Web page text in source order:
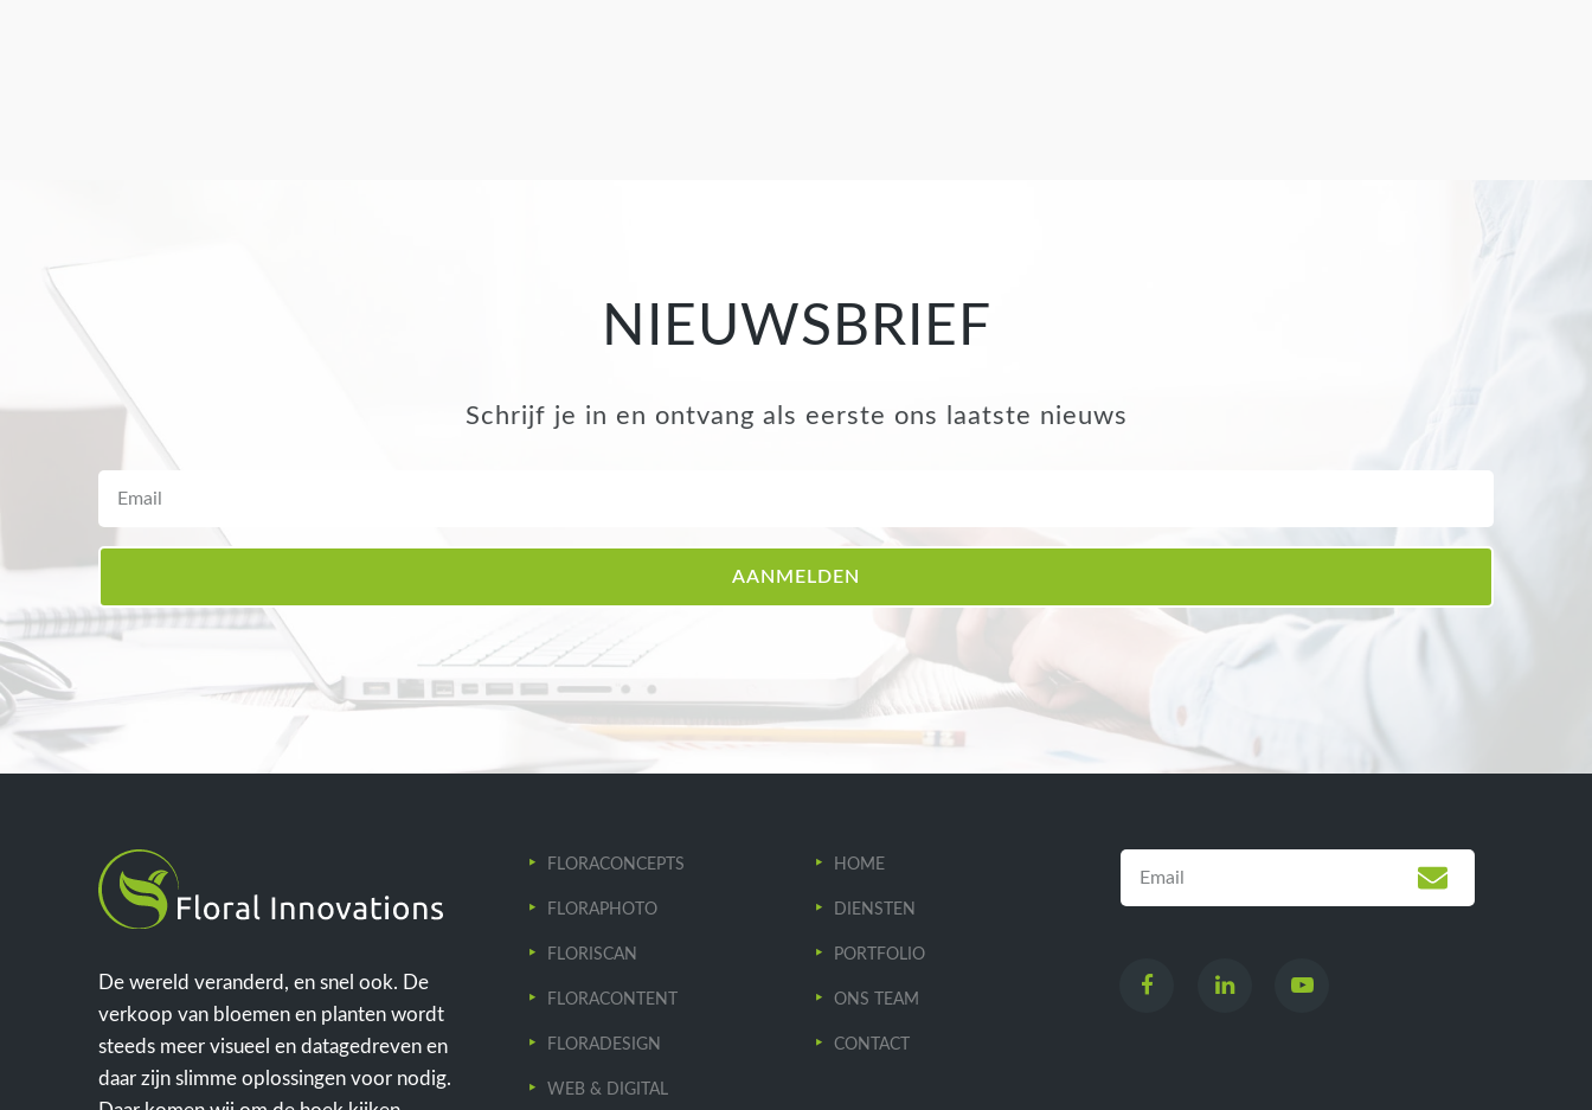
NIEUWSBRIEF
Schrijf je in en ontvang als eerste ons laatste nieuws
De wereld veranderd, en snel ook. De
verkoop van bloemen en planten wordt
steeds meer visueel en datagedreven en
daar zijn slimme oplossingen voor nodig.
FLORACONCEPTS
FLORAPHOTO
FLORISCAN
FLORACONTENT
FLORADESIGN
WEB & DIGITAL
HOME
DIENSTEN
PORTFOLIO
ONS TEAM
CONTACT
  